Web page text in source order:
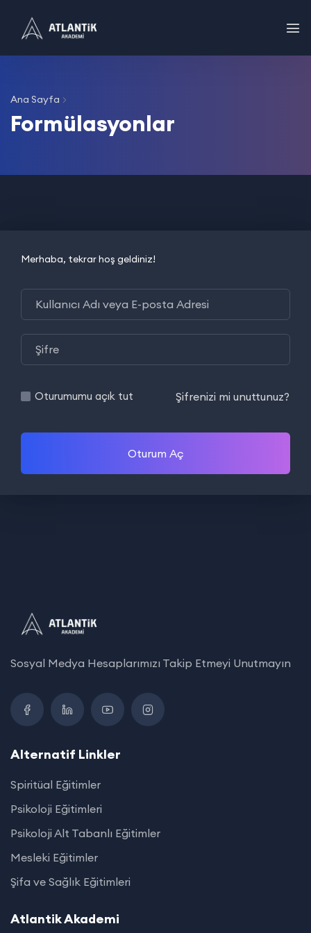
Ana Sayfa
Formülasyonlar
Merhaba, tekrar hoş geldiniz!
Oturumumu açık tut Şifrenizi mi unuttunuz?
Oturum Aç
Sosyal Medya Hesaplarımızı Takip Etmeyi Unutmayın
Alternatif Linkler
Spiritüal Eğitimler
Psikoloji Eğitimleri
Psikoloji Alt Tabanlı Eğitimler
Mesleki Eğitimler
Şifa ve Sağlık Eğitimleri
Atlantik Akademi